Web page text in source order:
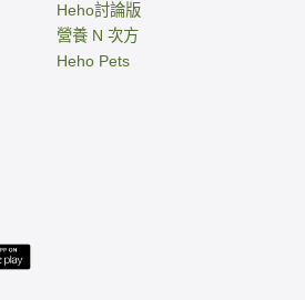
Heho討論版
營養 N 次方
Heho Pets